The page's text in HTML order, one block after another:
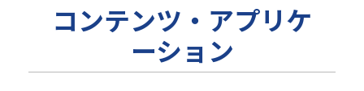
コンテンツ・アプリケ
ーション